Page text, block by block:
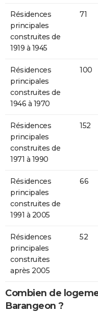
Résidences
principales
construites de
1919 à 1945
71
Résidences
principales
construites de
1946 à 1970
100
Résidences
principales
construites de
1971 à 1990
152
Résidences
principales
construites de
1991 à 2005
66
Résidences
principales
construites
après 2005
52
Combien de
Barangeon ?